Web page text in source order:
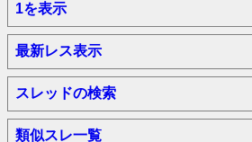
1を表示
最新レス表示
スレッドの検索
類似スレ一覧